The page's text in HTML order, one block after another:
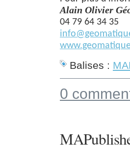
Alain Olivier
04 79 64 34 35
Balises :
0